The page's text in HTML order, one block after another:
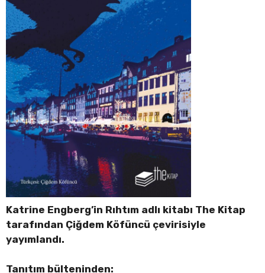
Katrine Engberg’in Rıhtım adlı kitabı The Kitap
tarafından Çiğdem Köfüncü çevirisiyle
yayımlandı.
Tanıtım bülteninden: